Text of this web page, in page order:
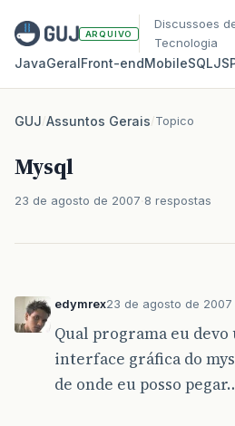
ARQUIVO
Discussoes
Tecnologia
JavaGeralFront‑endMobileSQLJS
GUJ/Assuntos Gerais/Topico
Mysql
23 de agosto de 2007 8 respostas
edymrex23 de agosto de 2007
Qual programa eu
interface gráfica do
de onde eu posso